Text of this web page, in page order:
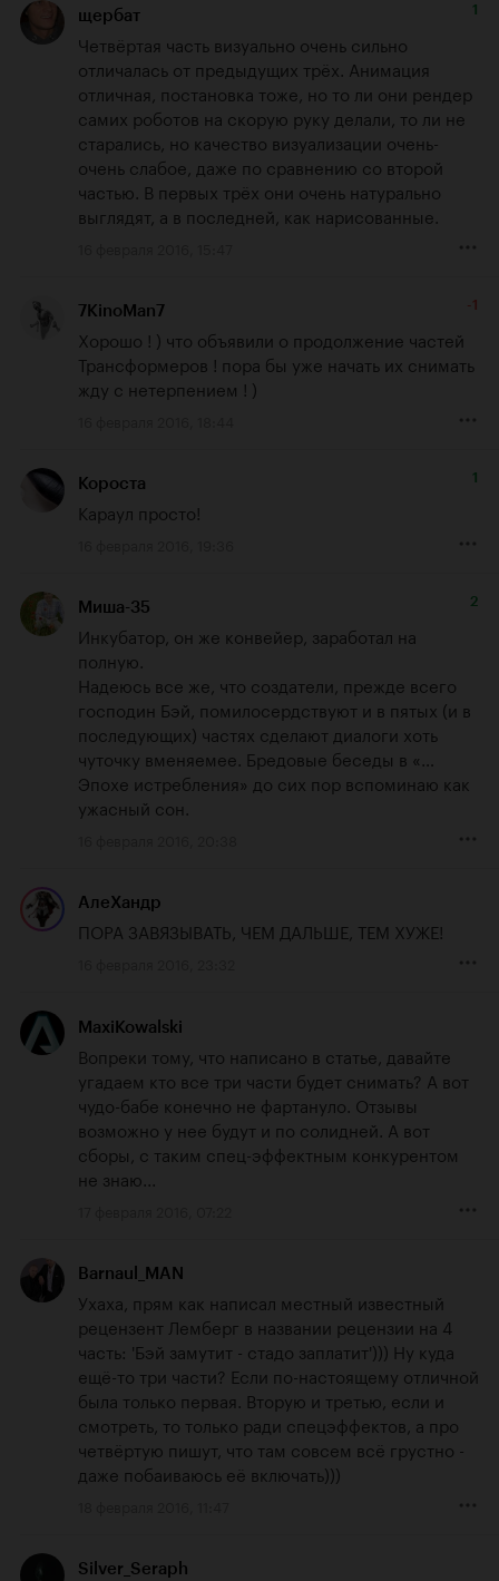
щербат 1
Четвёртая часть визуально очень сильно
отличалась от предыдущих трёх. Анимация
отличная, постановка тоже, но то ли они рендер
самих роботов на скорую руку делали, то ли не
старались, но качество визуализации очень-
очень слабое, даже по сравнению со второй
частью. В первых трёх они очень натурально
выглядят, а в последней, как нарисованные.
7KinoMan7 -1
Хорошо ! ) что объявили о продолжение частей
Трансформеров ! пора бы уже начать их снимать
жду с нетерпением ! )
Короста 1
Караул просто!
Миша-35 2
Инкубатор, он же конвейер, заработал на
полную.
Надеюсь все же, что создатели, прежде всего
господин Бэй, помилосердствуют и в пятых (и в
последующих) частях сделают диалоги хоть
чуточку вменяемее. Бредовые беседы в «…
Эпохе истребления» до сих пор вспоминаю как
ужасный сон.
АлеХандр
ПОРА ЗАВЯЗЫВАТЬ, ЧЕМ ДАЛЬШЕ, ТЕМ ХУЖЕ!
MaxiKowalski
Вопреки тому, что написано в статье, давайте
угадаем кто все три части будет снимать? А вот
чудо-бабе конечно не фартануло. Отзывы
возможно у нее будут и по солидней. А вот
сборы, с таким спец-эффектным конкурентом
не знаю...
Barnaul_MAN
Ухаха, прям как написал местный известный
рецензент Лемберг в названии рецензии на 4
часть: 'Бэй замутит - стадо заплатит'))) Ну куда
ещё-то три части? Если по-настоящему отличной
была только первая. Вторую и третью, если и
смотреть, то только ради спецэффектов, а про
четвёртую пишут, что там совсем всё грустно -
даже побаиваюсь её включать)))
Silver_Seraph